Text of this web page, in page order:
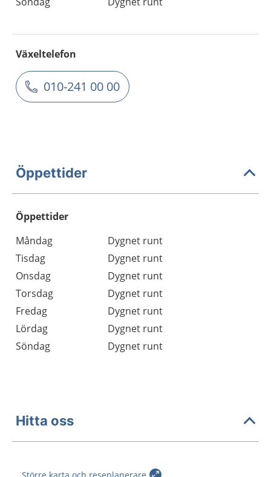
Växeltelefon
010-241 00 00
Öppettider
Öppettider
Dag
Öppettider
Kommentarer
Måndag
Dygnet runt
Tisdag
Dygnet runt
Onsdag
Dygnet runt
Torsdag
Dygnet runt
Fredag
Dygnet runt
Lördag
Dygnet runt
Söndag
Dygnet runt
Hitta oss